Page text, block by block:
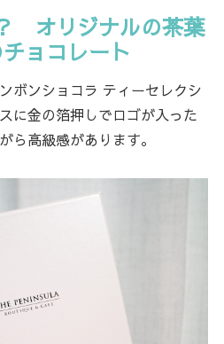
オリジナルの茶葉
ョコレート
ボンショコラ ティーセレクシ
に金の箔押しでロゴが入った
ら高級感があります。